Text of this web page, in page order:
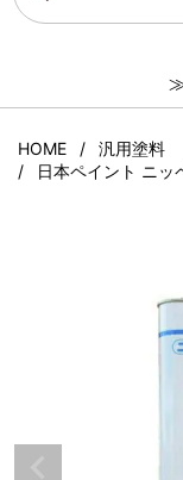
HOME
汎用塗料
日本ペイント ニ